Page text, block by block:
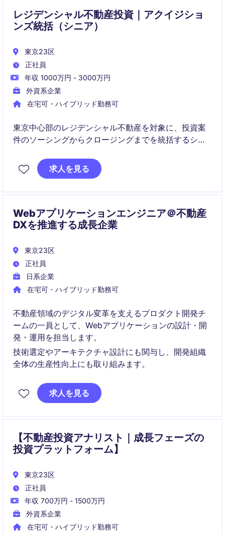
レジデンシャル不動産投資｜アクイジショ
ンズ統括（シニア）
東京23区
正社員
年収 1000万円 - 3000万円
外資系企業
在宅可・ハイブリッド勤務可
東京中心部のレジデンシャル不動産を対象に、投資案
件のソーシングからクロージングまでを統括するシニ
経営層と連携し、投資戦略の策定・実行、チームマネ
求人を見る
Webアプリケーションエンジニア＠不動産
DXを推進する成長企業
東京23区
正社員
日系企業
在宅可・ハイブリッド勤務可
不動産領域のデジタル変革を支えるプロダクト開発チ
ームの一員として、Webアプリケーションの設計・開
発・運用を担当します。
技術選定やアーキテクチャ設計にも関与し、開発組織
全体の生産性向上にも取り組みます。
求人を見る
【不動産投資アナリスト｜成長フェーズの
投資プラットフォーム】
東京23区
正社員
年収 700万円 - 1500万円
外資系企業
在宅可・ハイブリッド勤務可